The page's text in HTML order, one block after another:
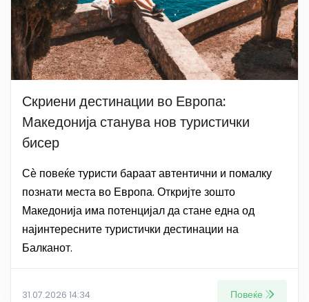
Скриени дестинации во Европа:
Македонија станува нов туристички
бисер
Сѐ повеќе туристи бараат автентични и помалку
познати места во Европа. Откријте зошто
Македонија има потенцијал да стане една од
најинтересните туристички дестинации на
Балканот.
31.07.2026 14:34 Повеќе